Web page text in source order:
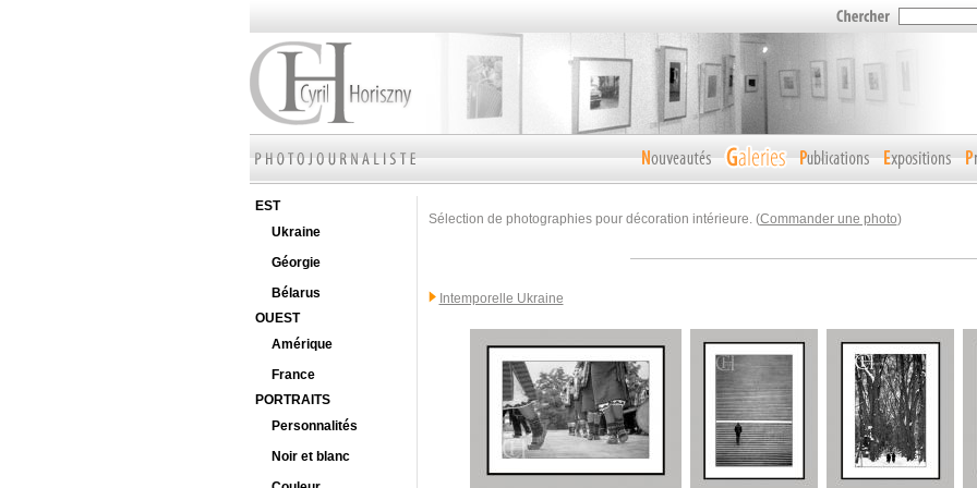
EST
Ukraine
Géorgie
Bélarus
OUEST
Amérique
France
PORTRAITS
Personnalités
Noir et blanc
Sélection de photographies pour décoration intérieure. (Commander une photo)
Intemporelle Ukraine